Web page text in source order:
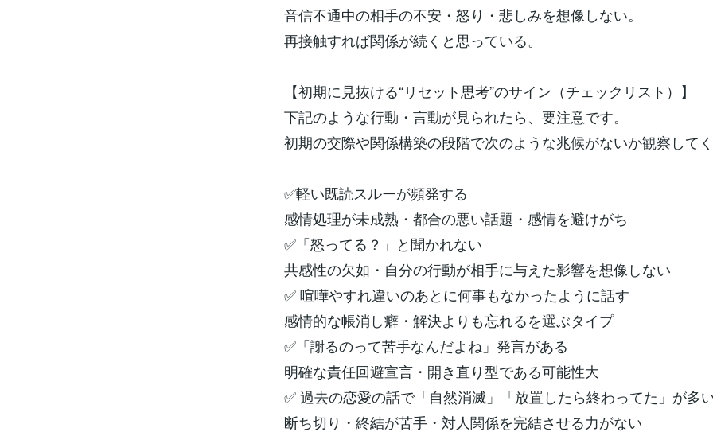
音信不通中の相手の不安・怒り・悲しみを想像しない。
再接触すれば関係が続くと思っている。
【初期に見抜ける“リセット思考”のサイン（チェックリスト）】
下記のような行動・言動が見られたら、要注意です。
初期の交際や関係構築の段階で次のような兆候がないか観察してく
✅軽い既読スルーが頻発する
感情処理が未成熟・都合の悪い話題・感情を避けがち
✅「怒ってる？」と聞かれない
共感性の欠如・自分の行動が相手に与えた影響を想像しない
✅ 喧嘩やすれ違いのあとに何事もなかったように話す
感情的な帳消し癖・解決よりも忘れるを選ぶタイプ
✅「謝るのって苦手なんだよね」発言がある
明確な責任回避宣言・開き直り型である可能性大
✅ 過去の恋愛の話で「自然消滅」「放置したら終わってた」が多
断ち切り・終結が苦手・対人関係を完結させる力がない